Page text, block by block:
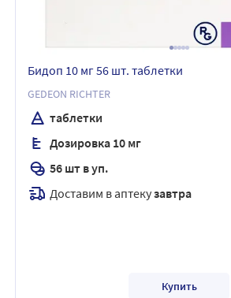
Бидоп 10 мг 56 шт. таблетки
GEDEON RICHTER
таблетки
Дозировка 10 мг
56 шт в уп.
Доставим в аптекузавтра
Купить